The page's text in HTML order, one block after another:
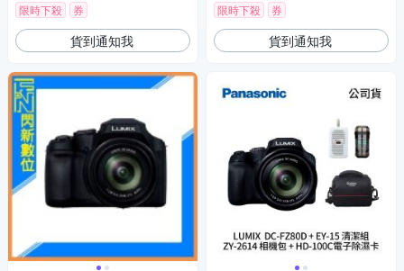
限時下殺
券
貨到通知我
限時下殺
券
貨到通知我